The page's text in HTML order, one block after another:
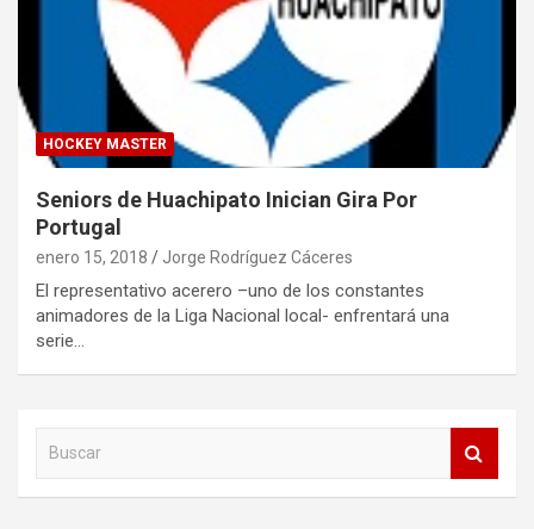
HOCKEY MASTER
Seniors de Huachipato Inician Gira Por
Portugal
enero 15, 2018 Jorge Rodríguez Cáceres
El representativo acerero –uno de los constantes
animadores de la Liga Nacional local- enfrentará una
serie…